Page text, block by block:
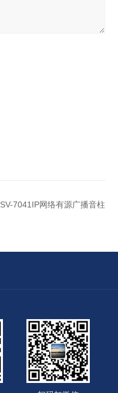
SV-7041IP网络有源广播音柱